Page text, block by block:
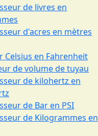
de livres en
d'acres en mètres
Celsius en Fahrenheit
de volume de tuyau
de kilohertz en
de Bar en PSI
de Kilogrammes en